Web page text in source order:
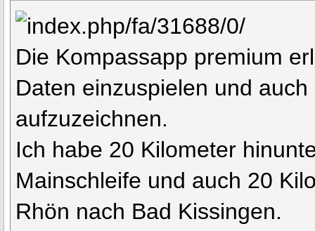
Die Kompassapp premium
Daten einzuspielen und auch
aufzuzeichnen.
Ich habe 20 Kilometer
Mainschleife und auch 20
Rhön nach Bad Kissingen.